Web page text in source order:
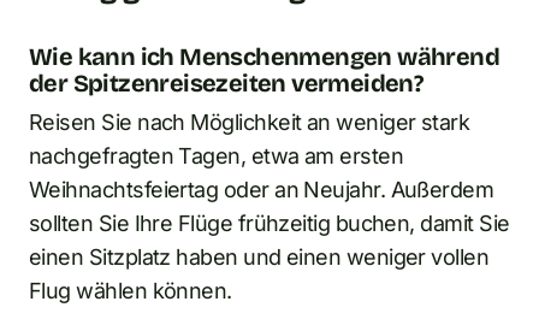
Wie kann ich Menschenmengen während
der Spitzenreisezeiten vermeiden?
Reisen Sie nach Möglichkeit an weniger stark
nachgefragten Tagen, etwa am ersten
Weihnachtsfeiertag oder an Neujahr. Außerdem
sollten Sie Ihre Flüge frühzeitig buchen, damit Sie
einen Sitzplatz haben und einen weniger vollen
Flug wählen können.